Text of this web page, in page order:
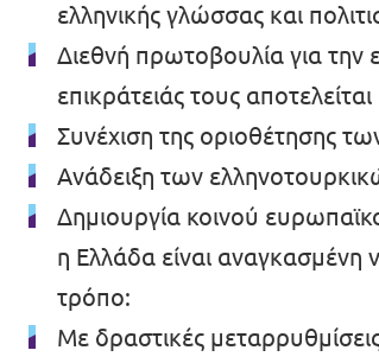
Βολτ Γαλλίας
Βόλτ Ηνωμένου Βασιλείου
Βολτ Πορτογαλίας
Ειδήσεις
Εκδηλώσεις
Οι άνθρωποι του Βολτ
Κάνε Δωρεά
Γίνε Μέλος
ελληνικής γλώσσας και
Διεθνή πρωτοβουλία για
επικράτειάς τους
Συνέχιση της οριοθέτησης
Ανάδειξη των
Δημιουργία κοινού
η Ελλάδα είναι αναγκασμένη
τρόπο:
Με δραστικές